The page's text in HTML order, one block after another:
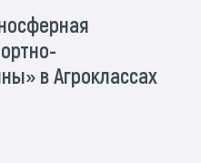
в Агроклассах